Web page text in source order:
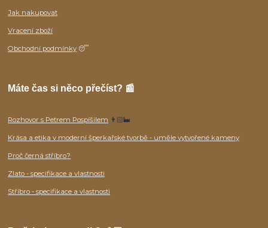
Jak nakupovat
Vracení zboží
Obchodní podmínky 😴
Máte čas si něco přečíst? 📰
Rozhovor s Petrem Pospíšilem 👨🏻‍🏭
Krása a etika v moderní šperkařské tvorbě - uměle vytvořené kameny
Proč černá stříbro?
Zlato - specifikace a vlastnosti
Stříbro - specifikace a vlastnosti